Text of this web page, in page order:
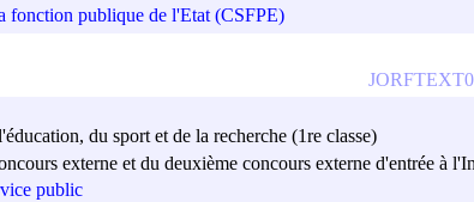
fonction publique de l'Etat (CSFPE)
du sport et de la recherche (1re classe)
externe et du deuxième concours externe d'entrée à
public